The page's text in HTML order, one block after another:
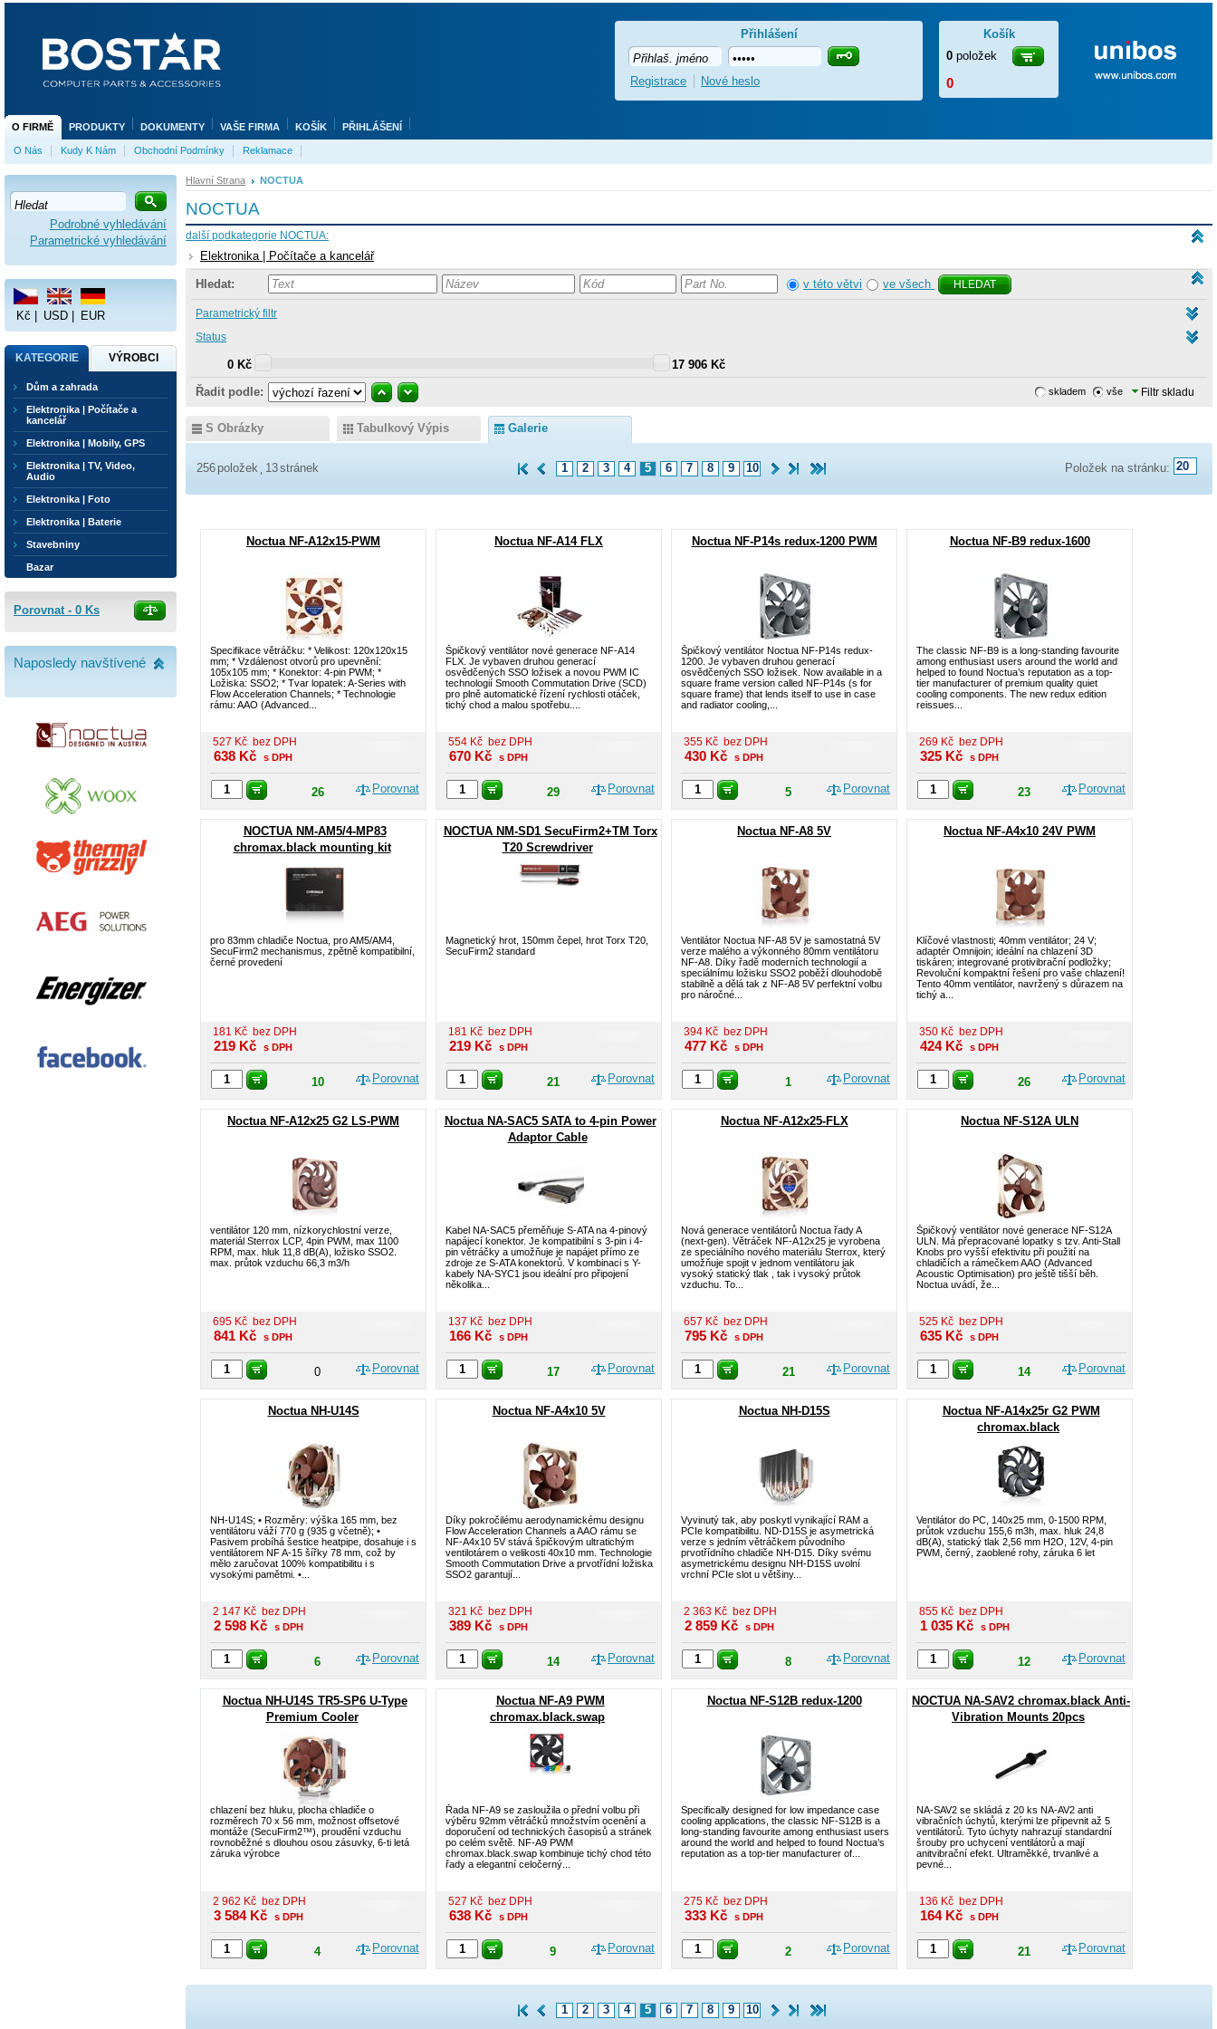
Hlavní Strana NOCTUA
NOCTUA
další podkategorie NOCTUA:
Elektronika | Počítače a kancelář
Hledat: v této větvi ve všech HLEDAT
Parametrický filtr
Status
0 Kč
17 906 Kč
Řadit podle:
Filtr skladu
skladem vše
S Obrázky Tabulkový Výpis Galerie
Položek na stránku:
256 položek 13stránek 1 2 3 4 5 6 7 8 9 10
Noctua NF-A12x15-PWM
Specifikace větráčku: * Velikost: 120x120x15
mm; * Vzdálenost otvorů pro upevnění:
105x105 mm; * Konektor: 4-pin PWM; *
Ložiska: SSO2; * Tvar lopatek: A-Series with
Flow Acceleration Channels; * Technologie
rámu: AAO (Advanced...
527 Kč bez DPH
638 Kč s DPH
Porovnat
26
Noctua NF-A14 FLX
Špičkový ventilátor nové generace NF-A14
FLX. Je vybaven druhou generací
osvědčených SSO ložisek a novou PWM IC
technologií Smooth Commutation Drive (SCD)
pro plně automatické řízení rychlosti otáček,
tichý chod a malou spotřebu....
554 Kč bez DPH
670 Kč s DPH
Porovnat
29
Noctua NF-P14s redux-1200 PWM
Špičkový ventilátor Noctua NF-P14s redux-
1200. Je vybaven druhou generací
osvědčených SSO ložisek. Now available in a
square frame version called NF-P14s (s for
square frame) that lends itself to use in case
and radiator cooling,...
355 Kč bez DPH
430 Kč s DPH
Porovnat
5
Noctua NF-B9 redux-1600
The classic NF-B9 is a long-standing favourite
among enthusiast users around the world and
helped to found Noctua’s reputation as a top-
tier manufacturer of premium quality quiet
cooling components. The new redux edition
reissues...
269 Kč bez DPH
325 Kč s DPH
Porovnat
23
NOCTUA NM-AM5/4-MP83
chromax.black mounting kit
pro 83mm chladiče Noctua, pro AM5/AM4,
SecuFirm2 mechanismus, zpětně kompatibilní,
černé provedení
181 Kč bez DPH
219 Kč s DPH
Porovnat
10
NOCTUA NM-SD1 SecuFirm2+TM Torx
T20 Screwdriver
Magnetický hrot, 150mm čepel, hrot Torx T20,
SecuFirm2 standard
181 Kč bez DPH
219 Kč s DPH
Porovnat
21
Noctua NF-A8 5V
Ventilátor Noctua NF-A8 5V je samostatná 5V
verze malého a výkonného 80mm ventilátoru
NF-A8. Díky řadě moderních technologií a
speciálnímu ložisku SSO2 poběží dlouhodobě
stabilně a dělá tak z NF-A8 5V perfektní volbu
pro náročné...
394 Kč bez DPH
477 Kč s DPH
Porovnat
1
Noctua NF-A4x10 24V PWM
Klíčové vlastnosti; 40mm ventilátor; 24 V;
adaptér Omnijoin; ideální na chlazení 3D
tiskáren; integrované protivibrační podložky;
Revoluční kompaktní řešení pro vaše chlazení!
Tento 40mm ventilátor, navržený s důrazem na
tichý a...
350 Kč bez DPH
424 Kč s DPH
Porovnat
26
Noctua NF-A12x25 G2 LS-PWM
ventilátor 120 mm, nízkorychlostní verze,
materiál Sterrox LCP, 4pin PWM, max 1100
RPM, max. hluk 11,8 dB(A), ložisko SSO2.
max. průtok vzduchu 66,3 m3/h
695 Kč bez DPH
841 Kč s DPH
Porovnat
0
Noctua NA-SAC5 SATA to 4-pin Power
Adaptor Cable
Kabel NA-SAC5 přeměňuje S-ATA na 4-pinový
napájecí konektor. Je kompatibilní s 3-pin i 4-
pin větráčky a umožňuje je napájet přímo ze
zdroje ze S-ATA konektorů. V kombinaci s Y-
kabely NA-SYC1 jsou ideální pro připojení
několika...
137 Kč bez DPH
166 Kč s DPH
Porovnat
17
Noctua NF-A12x25-FLX
Nová generace ventilátorů Noctua řady A
(next-gen). Větráček NF-A12x25 je vyrobena
ze speciálního nového materiálu Sterrox, který
umožňuje spojit v jednom ventilátoru jak
vysoký statický tlak , tak i vysoký průtok
vzduchu. To...
657 Kč bez DPH
795 Kč s DPH
Porovnat
21
Noctua NF-S12A ULN
Špičkový ventilátor nové generace NF-S12A
ULN. Má přepracované lopatky s tzv. Anti-Stall
Knobs pro vyšší efektivitu při použití na
chladičích a rámečkem AAO (Advanced
Acoustic Optimisation) pro ještě tišší běh.
Noctua uvádí, že...
525 Kč bez DPH
635 Kč s DPH
Porovnat
14
Noctua NH-U14S
NH-U14S; • Rozměry: výška 165 mm, bez
ventilátoru váží 770 g (935 g včetně); •
Pasivem probíhá šestice heatpipe, dosahuje i s
ventilátorem NF A-15 šířky 78 mm, což by
mělo zaručovat 100% kompatibilitu i s
vysokými pamětmi. •...
2 147 Kč bez DPH
2 598 Kč s DPH
Porovnat
6
Noctua NF-A4x10 5V
Díky pokročilému aerodynamickému designu
Flow Acceleration Channels a AAO rámu se
NF-A4x10 5V stává špičkovým ultratichým
ventilotárem o velikosti 40x10 mm. Technologie
Smooth Commutation Drive a prvotřídní ložiska
SSO2 garantují...
321 Kč bez DPH
389 Kč s DPH
Porovnat
14
Noctua NH-D15S
Vyvinutý tak, aby poskytl vynikající RAM a
PCIe kompatibilitu. ND-D15S je asymetrická
verze s jedním větráčkem původního
prvotřídního chladiče NH-D15. Díky svému
asymetrickému designu NH-D15S uvolní
vrchní PCIe slot u většiny...
2 363 Kč bez DPH
2 859 Kč s DPH
Porovnat
8
Noctua NF-A14x25r G2 PWM
chromax.black
Ventilátor do PC, 140x25 mm, 0-1500 RPM,
průtok vzduchu 155,6 m3h, max. hluk 24,8
dB(A), statický tlak 2,56 mm H2O, 12V, 4-pin
PWM, černý, zaoblené rohy, záruka 6 let
855 Kč bez DPH
1 035 Kč s DPH
Porovnat
12
Noctua NH-U14S TR5-SP6 U-Type
Premium Cooler
chlazení bez hluku, plocha chladiče o
rozměrech 70 x 56 mm, možnost offsetové
montáže (SecuFirm2™), proudění vzduchu
rovnoběžné s dlouhou osou zásuvky, 6-ti letá
záruka výrobce
2 962 Kč bez DPH
3 584 Kč s DPH
Porovnat
4
Noctua NF-A9 PWM
chromax.black.swap
Řada NF-A9 se zasloužila o přední volbu při
výběru 92mm větráčků množstvím ocenění a
doporučení od technických časopisů a stránek
po celém světě. NF-A9 PWM
chromax.black.swap kombinuje tichý chod této
řady a elegantní celočerný...
527 Kč bez DPH
638 Kč s DPH
Porovnat
9
Noctua NF-S12B redux-1200
Specifically designed for low impedance case
cooling applications, the classic NF-S12B is a
long-standing favourite among enthusiast users
around the world and helped to found Noctua’s
reputation as a top-tier manufacturer of...
275 Kč bez DPH
333 Kč s DPH
Porovnat
2
NOCTUA NA-SAV2 chromax.black Anti-
Vibration Mounts 20pcs
NA-SAV2 se skládá z 20 ks NA-AV2 anti
vibračních úchytů, kterými lze připevnit až 5
ventilátorů. Tyto úchyty nahrazují standardní
šrouby pro uchycení ventilátorů a mají
anitvibrační efekt. Ultraměkké, trvanlivé a
pevné...
136 Kč bez DPH
164 Kč s DPH
Porovnat
21
1 2 3 4 5 6 7 8 9 10
Podrobné vyhledávání
Parametrické vyhledávání
Kč USD EUR
KATEGORIE VÝROBCI
Dům a zahrada
Elektronika | Počítače a
kancelář
Elektronika | Mobily, GPS
Elektronika | TV, Video,
Audio
Elektronika | Foto
Elektronika | Baterie
Stavebniny
Bazar
Porovnat - 0 Ks
Naposledy navštívené
O FIRMĚ PRODUKTY DOKUMENTY VAŠE FIRMA KOŠÍK PŘIHLÁŠENÍ
O Nás Kudy K Nám Obchodní Podmínky Reklamace
Košík
0 položek
0
Přihlášení
Registrace Nové heslo